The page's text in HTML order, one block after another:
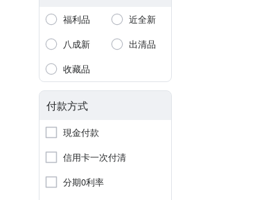
福利品
近全新
八成新
出清品
收藏品
付款方式
現金付款
信用卡一次付清
分期0利率